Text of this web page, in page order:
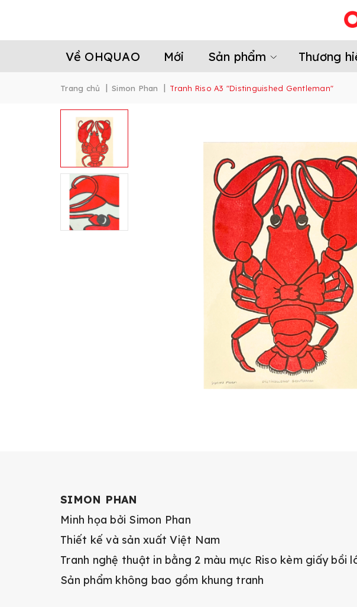
Về OHQUAO Mới Sản phẩm Thương
Trang chủ | Simon Phan | Tranh Riso A3 "Distinguished Gentleman"
SIMON PHAN
Minh họa bởi Simon Phan
Thiết kế và sản xuất Việt Nam
Tranh nghệ thuật in bằng 2 màu mực Riso kèm giấy bồi
Sản phẩm không bao gồm khung tranh